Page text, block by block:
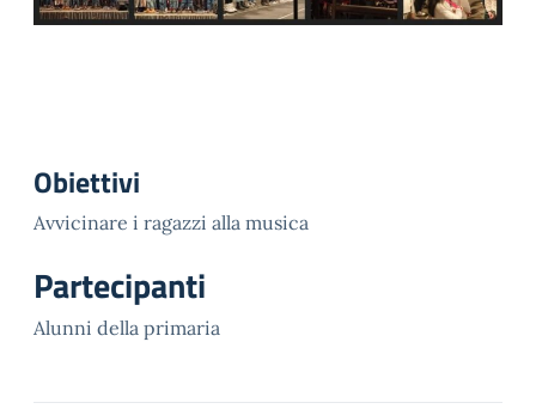
Obiettivi
Avvicinare i ragazzi alla musica
Partecipanti
Alunni della primaria